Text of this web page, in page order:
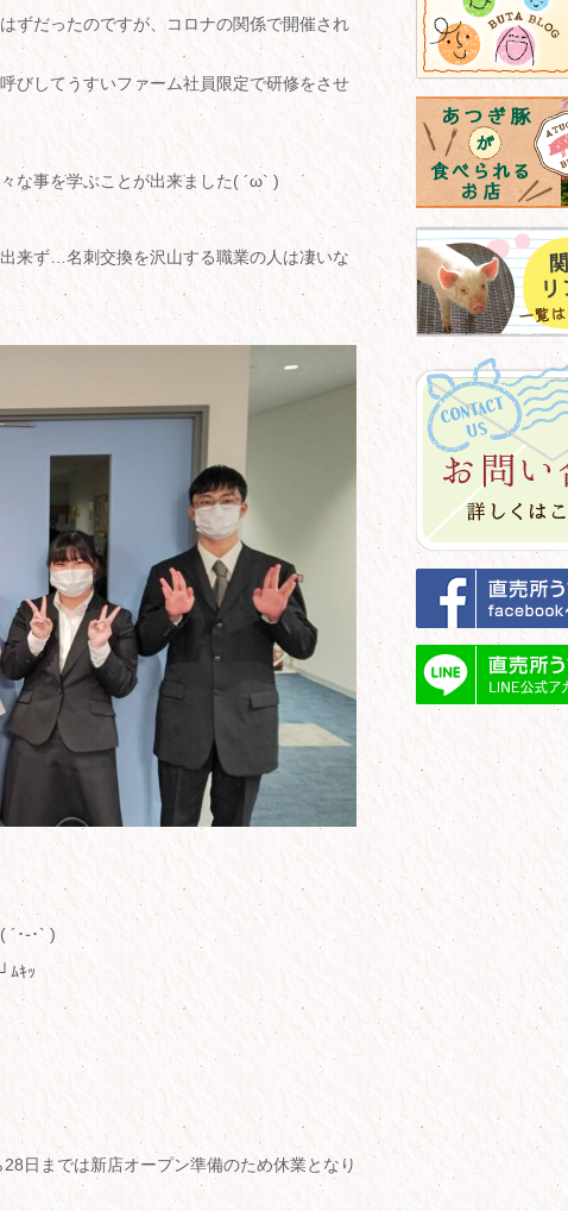
ずだったのですが、コロナの関係で開催され
びしてうすいファーム社員限定で研修をさせ
な事を学ぶことが出来ました( ´ω` )
来ず…名刺交換を沢山する職業の人は凄いな
･֊･` )
ﾑｷｯ
日までは新店オープン準備のため休業となり